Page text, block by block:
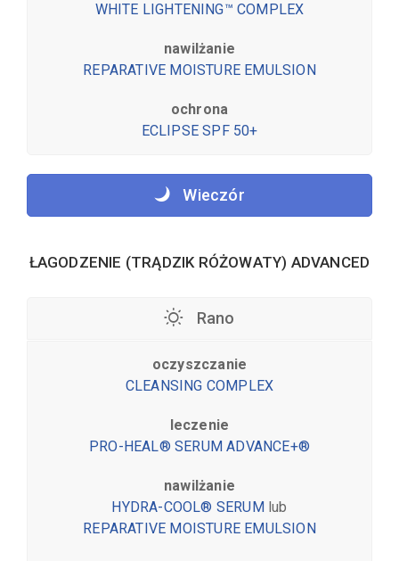
WHITE LIGHTENING™ COMPLEX
nawilżanie
REPARATIVE MOISTURE EMULSION
ochrona
ECLIPSE SPF 50+
Wieczór
ŁAGODZENIE (TRĄDZIK RÓŻOWATY) ADVANCED
Rano
oczyszczanie
CLEANSING COMPLEX
leczenie
PRO-HEAL® SERUM ADVANCE+®
nawilżanie
HYDRA-COOL® SERUMlub
REPARATIVE MOISTURE EMULSION